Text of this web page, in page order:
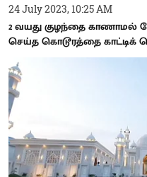
24 July 2023, 10:25 AM
2 வயது குழந்தை காணாமல்
செய்த கொடூரத்தை காட்டிக்